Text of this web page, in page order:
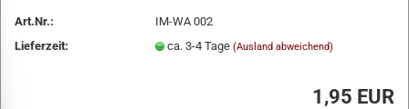
Art.Nr.:
IM-WA 002
Lieferzeit:
ca. 3-4 Tage (Ausland abweichend)
1,95 EUR